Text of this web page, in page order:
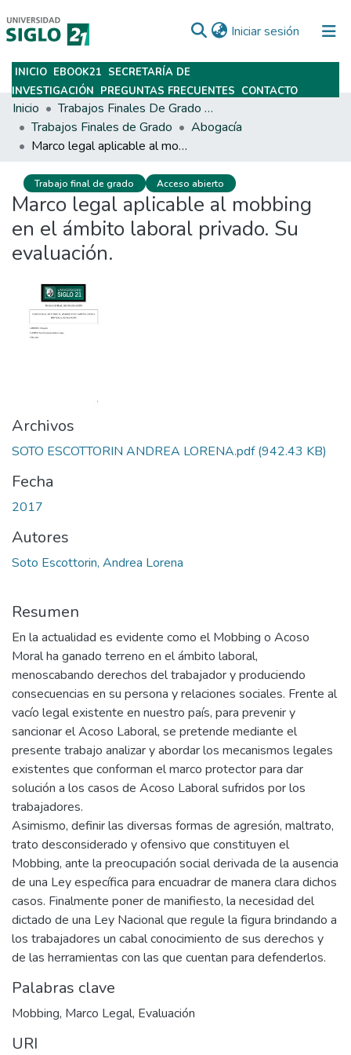
Iniciar sesión (current)
Subir
INICIO EBOOK21 SECRETARÍA DE
INVESTIGACIÓN PREGUNTAS FRECUENTES CONTACTO
Inicio
Trabajos Finales De Grado Y Posgrado
Trabajos Finales de Grado
Abogacía
Marco legal aplicable al mobbing en el ámbito laboral privado. Su evaluación.
Trabajo final de grado Acceso abierto
Marco legal aplicable al mobbing
en el ámbito laboral privado. Su
evaluación.
Archivos
SOTO ESCOTTORIN ANDREA LORENA.pdf(942.43 KB)
Fecha
2017
Autores
Soto Escottorin, Andrea Lorena
Resumen
En la actualidad es evidente como el Mobbing o Acoso
Moral ha ganado terreno en el ámbito laboral,
menoscabando derechos del trabajador y produciendo
consecuencias en su persona y relaciones sociales. Frente al
vacío legal existente en nuestro país, para prevenir y
sancionar el Acoso Laboral, se pretende mediante el
presente trabajo analizar y abordar los mecanismos legales
existentes que conforman el marco protector para dar
solución a los casos de Acoso Laboral sufridos por los
trabajadores.
Asimismo, definir las diversas formas de agresión, maltrato,
trato desconsiderado y ofensivo que constituyen el
Mobbing, ante la preocupación social derivada de la ausencia
de una Ley específica para encuadrar de manera clara dichos
casos. Finalmente poner de manifiesto, la necesidad del
dictado de una Ley Nacional que regule la figura brindando a
los trabajadores un cabal conocimiento de sus derechos y
de las herramientas con las que cuentan para defenderlos.
Palabras clave
Mobbing, Marco Legal, Evaluación
URI